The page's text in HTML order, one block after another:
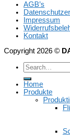
AGB’s
Impressum
Kontakt
Copyright 2026 ©
Home
Produkte